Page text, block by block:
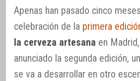
Apenas han pasado cinco
celebración de la primera
la cerveza artesana en
anunciado la segunda edición,
se va a desarrollar en otro